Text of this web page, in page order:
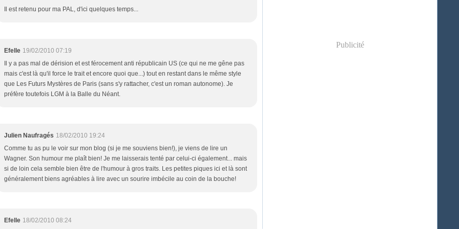
Il est retenu pour ma PAL, d'ici quelques temps...
Efelle 19/02/2010 07:19
Il y a pas mal de dérision et est férocement anti républicain US (ce qui ne me gêne pas
mais c'est là qu'il force le trait et encore quoi que...) tout en restant dans le même style
que Les Futurs Mystères de Paris (sans s'y rattacher, c'est un roman autonome). Je
préfère toutefois LGM à la Balle du Néant.
Julien Naufragés 18/02/2010 19:24
Comme tu as pu le voir sur mon blog (si je me souviens bien!), je viens de lire un
Wagner. Son humour me plaît bien! Je me laisserais tenté par celui-ci également... mais
si de loin cela semble bien être de l'humour à gros traits. Les petites piques ici et là sont
généralement biens agréables à lire avec un sourire imbécile au coin de la bouche!
Efelle 18/02/2010 08:24
Publicité